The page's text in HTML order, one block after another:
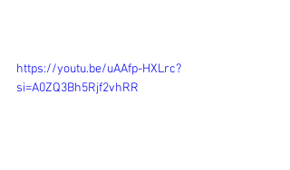
https://youtu.be/uAAfp-HXLrc?
si=A0ZQ3Bh5Rjf2vhRR